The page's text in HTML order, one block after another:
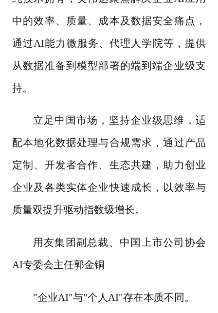
中的效率、质量、成本及数据安全痛点，
通过AI能力微服务、代理人学院等，提供
从数据准备到模型部署的端到端企业级支
持。
立足中国市场，坚持企业级思维，适
配本地化数据处理与合规需求，通过产品
定制、开发者合作、生态共建，助力创业
企业及各类实体企业快速成长，以效率与
质量双提升驱动指数级增长。
用友集团副总裁、中国上市公司协会
AI专委会主任郭金铜
"企业AI"与"个人AI"存在本质不同。